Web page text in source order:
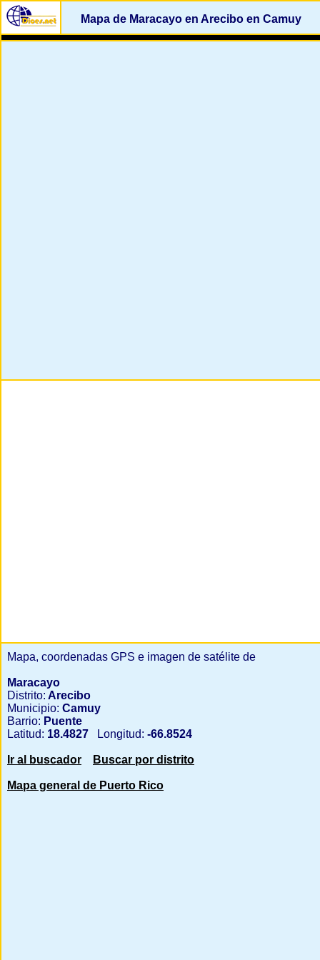
Mapa de Maracayo en Arecibo en Camuy
Mapa, coordenadas GPS e imagen de satélite de
Maracayo
Distrito: Arecibo
Municipio: Camuy
Barrio: Puente
Latitud: 18.4827 Longitud: -66.8524
Ir al buscador Buscar por distrito
Mapa general de Puerto Rico